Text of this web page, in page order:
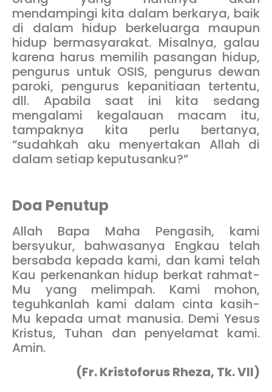
mendampingi kita dalam berkarya, baik
di dalam hidup berkeluarga maupun
hidup bermasyarakat. Misalnya, galau
karena harus memilih pasangan hidup,
pengurus untuk OSIS, pengurus dewan
paroki, pengurus kepanitiaan tertentu,
dll. Apabila saat ini kita sedang
mengalami kegalauan macam itu,
tampaknya kita perlu bertanya,
“sudahkah aku menyertakan Allah di
dalam setiap keputusanku?”
Doa Penutup
Allah Bapa Maha Pengasih, kami
bersyukur, bahwasanya Engkau telah
bersabda kepada kami, dan kami telah
Kau perkenankan hidup berkat rahmat-
Mu yang melimpah. Kami mohon,
teguhkanlah kami dalam cinta kasih-
Mu kepada umat manusia. Demi Yesus
Kristus, Tuhan dan penyelamat kami.
Amin.
(Fr. Kristoforus Rheza, Tk. VII)